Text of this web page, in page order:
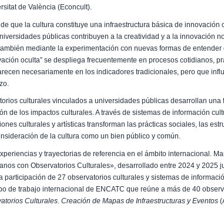
de València (Econcult).
que la cultura constituye una infraestructura básica de innovación
públicas contribuyen a la creatividad y a la innovación
mediante la experimentación con nuevas formas de
oculta” se despliega frecuentemente en procesos cotidianos,
necesariamente en los indicadores tradicionales, pero que
culturales vinculados a universidades públicas desarrollan
de los impactos culturales. A través de sistemas de información
culturales y artísticas transforman las prácticas sociales, las
de la cultura como un bien público y común.
y trayectorias de referencia en el ámbito internacional.
con Observatorios Culturales», desarrollado entre 2024 y 2025
participación de 27 observatorios culturales y sistemas de
de trabajo internacional de ENCATC que reúne a más de 40
Culturales. Creación de Mapas de Infraestructuras y Eventos